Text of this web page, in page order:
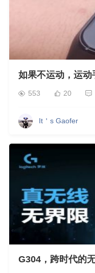
如果不运动，运
553 20
It＇s Gaofer
G304，跨时代的